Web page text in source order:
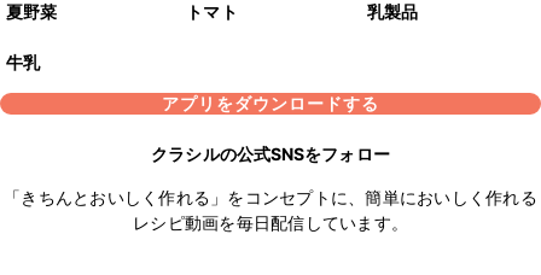
夏野菜 トマト 乳製品
牛乳
アプリをダウンロードする
クラシルの公式SNSをフォロー
「きちんとおいしく作れる」をコンセプトに、簡単においしく作れる
レシピ動画を毎日配信しています。